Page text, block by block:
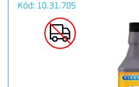
Kód: 10.31.705